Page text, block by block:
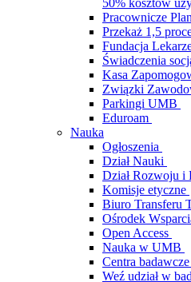
50% kosztów
Pracownicze
Przekaż 1,5
Fundacja
Świadczenia
Kasa
Związki
Parkingi UMB
Eduroam
Nauka
Ogłoszenia
Dział Nauki
Dział Rozwoju i
Komisje etyczne
Biuro Transferu
Ośrodek
Open Access
Nauka w UMB
Centra badawcze
Weź udział w